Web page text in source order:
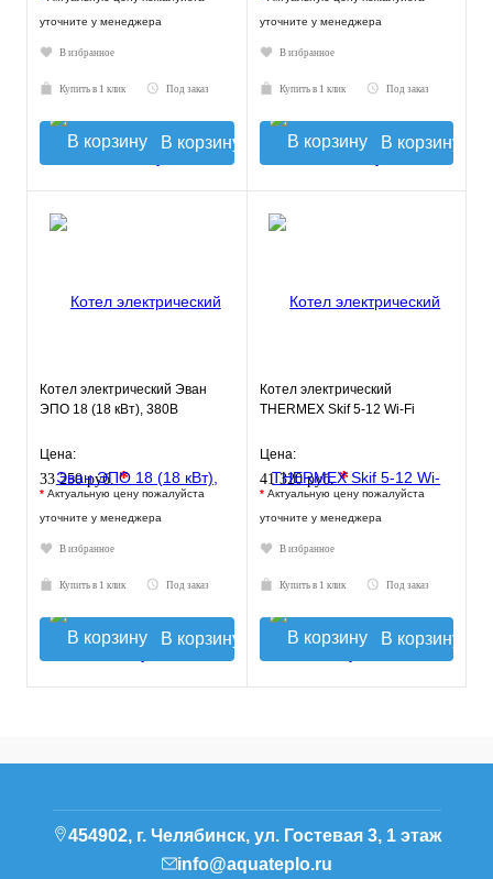
уточните у менеджера
В избранное
Купить в 1 клик Под заказ
В корзину
уточните у менеджера
В избранное
Купить в 1 клик Под заказ
В корзину
Котел электрический Эван
ЭПО 18 (18 кВт), 380В
Цена:
33 250 руб.*
* Актуальную цену пожалуйста
уточните у менеджера
В избранное
Купить в 1 клик Под заказ
В корзину
Котел электрический
THERMEX Skif 5-12 Wi-Fi
Цена:
41 320 руб.*
* Актуальную цену пожалуйста
уточните у менеджера
В избранное
Купить в 1 клик Под заказ
В корзину
454902, г. Челябинск, ул. Гостевая 3, 1 этаж
info@aquateplo.ru